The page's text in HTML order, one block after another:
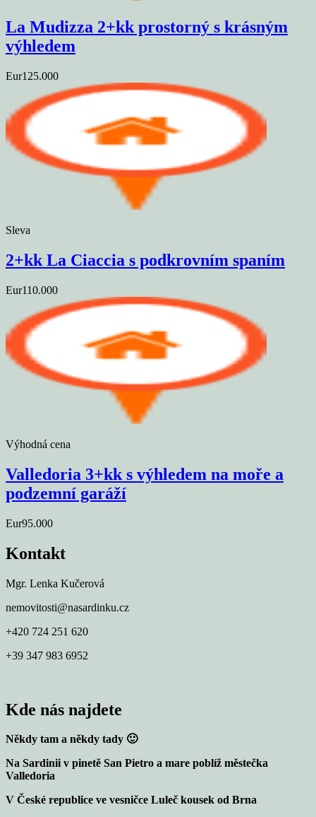
La Mudizza 2+kk prostorný s krásným
výhledem
Eur125.000
Sleva
2+kk La Ciaccia s podkrovním spaním
Eur110.000
Výhodná cena
Valledoria 3+kk s výhledem na moře a
podzemní garáží
Eur95.000
Kontakt
Mgr. Lenka Kučerová
nemovitosti@nasardinku.cz
+420 724 251 620
+39 347 983 6952
Kde nás najdete
Někdy tam a někdy tady 🙂
Na Sardinii v pinetě San Pietro a mare poblíž městečka
Valledoria
V České republice ve vesničce Luleč kousek od Brna